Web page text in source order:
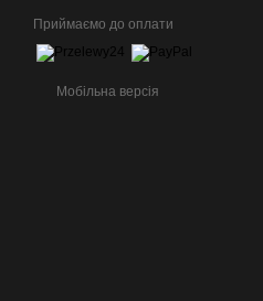
Приймаємо до оплати
Мобільна версія